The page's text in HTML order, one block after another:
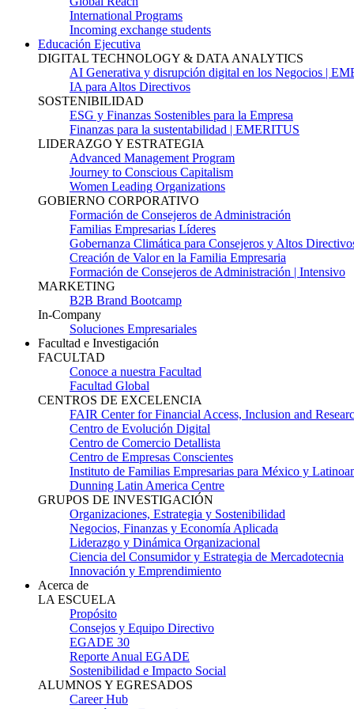
International Programs
Incoming exchange students
Educación Ejecutiva
DIGITAL TECHNOLOGY & DATA ANALYTICS
AI Generativa y disrupción digital en los Negocios |
IA para Altos Directivos
SOSTENIBILIDAD
ESG y Finanzas Sostenibles para la Empresa
Finanzas para la sustentabilidad | EMERITUS
LIDERAZGO Y ESTRATEGIA
Advanced Management Program
Journey to Conscious Capitalism
Women Leading Organizations
GOBIERNO CORPORATIVO
Formación de Consejeros de Administración
Familias Empresarias Líderes
Gobernanza Climática para Consejeros y Altos
Creación de Valor en la Familia Empresaria
Formación de Consejeros de Administración | Intensivo
MARKETING
B2B Brand Bootcamp
In-Company
Soluciones Empresariales
Facultad e Investigación
FACULTAD
Conoce a nuestra Facultad
Facultad Global
CENTROS DE EXCELENCIA
FAIR Center for Financial Access, Inclusion and
Centro de Evolución Digital
Centro de Comercio Detallista
Centro de Empresas Conscientes
Instituto de Familias Empresarias para México y
Dunning Latin America Centre
GRUPOS DE INVESTIGACIÓN
Organizaciones, Estrategia y Sostenibilidad
Negocios, Finanzas y Economía Aplicada
Liderazgo y Dinámica Organizacional
Ciencia del Consumidor y Estrategia de Mercadotecnia
Innovación y Emprendimiento
Acerca de
LA ESCUELA
Propósito
Consejos y Equipo Directivo
EGADE 30
Reporte Anual EGADE
Sostenibilidad e Impacto Social
ALUMNOS Y EGRESADOS
Career Hub